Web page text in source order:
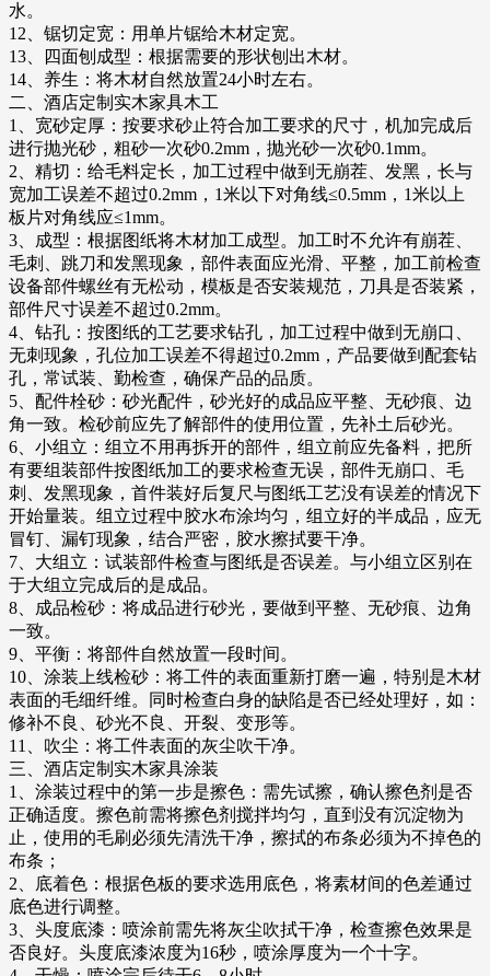
水。
12、锯切定宽：用单片锯给木材定宽。
13、四面刨成型：根据需要的形状刨出木材。
14、养生：将木材自然放置24小时左右。
二、酒店定制实木家具木工
1、宽砂定厚：按要求砂止符合加工要求的尺寸，机加完成后
进行抛光砂，粗砂一次砂0.2mm，抛光砂一次砂0.1mm。
2、精切：给毛料定长，加工过程中做到无崩茬、发黑，长与
宽加工误差不超过0.2mm，1米以下对角线≤0.5mm，1米以上
板片对角线应≤1mm。
3、成型：根据图纸将木材加工成型。加工时不允许有崩茬、
毛刺、跳刀和发黑现象，部件表面应光滑、平整，加工前检查
设备部件螺丝有无松动，模板是否安装规范，刀具是否装紧，
部件尺寸误差不超过0.2mm。
4、钻孔：按图纸的工艺要求钻孔，加工过程中做到无崩口、
无刺现象，孔位加工误差不得超过0.2mm，产品要做到配套钻
孔，常试装、勤检查，确保产品的品质。
5、配件栓砂：砂光配件，砂光好的成品应平整、无砂痕、边
角一致。检砂前应先了解部件的使用位置，先补土后砂光。
6、小组立：组立不用再拆开的部件，组立前应先备料，把所
有要组装部件按图纸加工的要求检查无误，部件无崩口、毛
刺、发黑现象，首件装好后复尺与图纸工艺没有误差的情况下
开始量装。组立过程中胶水布涂均匀，组立好的半成品，应无
冒钉、漏钉现象，结合严密，胶水擦拭要干净。
7、大组立：试装部件检查与图纸是否误差。与小组立区别在
于大组立完成后的是成品。
8、成品检砂：将成品进行砂光，要做到平整、无砂痕、边角
一致。
9、平衡：将部件自然放置一段时间。
10、涂装上线检砂：将工件的表面重新打磨一遍，特别是木材
表面的毛细纤维。同时检查白身的缺陷是否已经处理好，如：
修补不良、砂光不良、开裂、变形等。
11、吹尘：将工件表面的灰尘吹干净。
三、酒店定制实木家具涂装
1、涂装过程中的第一步是擦色：需先试擦，确认擦色剂是否
正确适度。擦色前需将擦色剂搅拌均匀，直到没有沉淀物为
止，使用的毛刷必须先清洗干净，擦拭的布条必须为不掉色的
布条；
2、底着色：根据色板的要求选用底色，将素材间的色差通过
底色进行调整。
3、头度底漆：喷涂前需先将灰尘吹拭干净，检查擦色效果是
否良好。头度底漆浓度为16秒，喷涂厚度为一个十字。